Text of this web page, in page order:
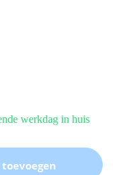
werkdag in huis